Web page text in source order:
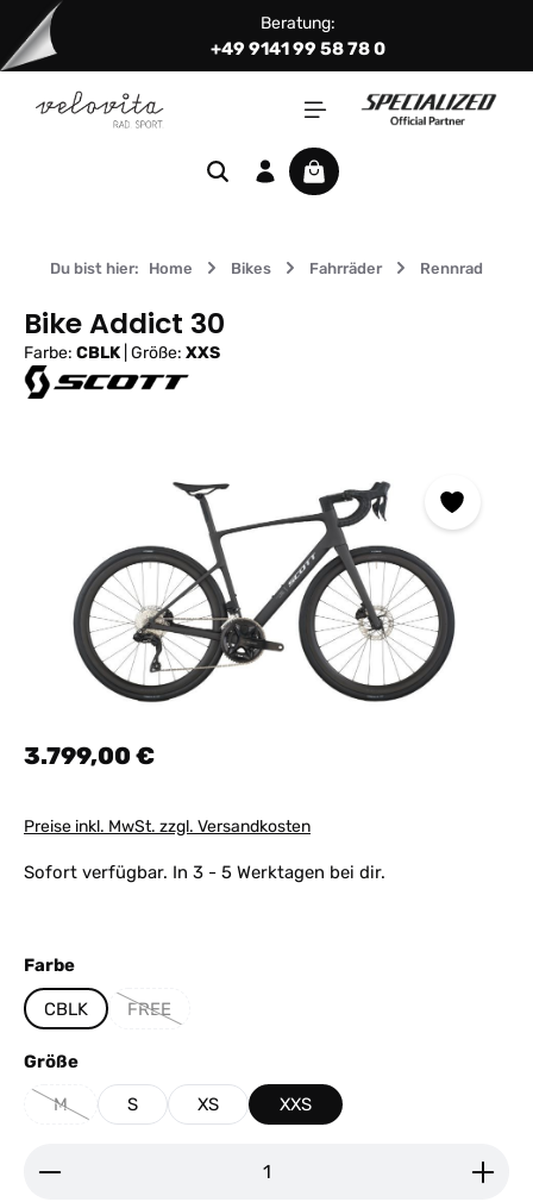
Zum Hauptinhalt springen Beratung:
+49 9141 99 58 78 0
Warenkorb enthält 0
Du bist hier: Home Bikes Fahrräder Rennrad
Bike Addict 30
Farbe: CBLK Größe: XXS
Regulärer Preis:
3.799,00 €
Preise inkl. MwSt. zzgl. Versandkosten
Sofort verfügbar. In 3 - 5 Werktagen bei dir.
Farbeauswählen
CBLK FREE
(Diese Option ist zurzeit nicht verfügbar.)
Größeauswählen
M
(Diese Option ist zurzeit nicht verfügbar.)
S XS XXS
Produkt Anzahl: Gib den gewünschten Wert ein